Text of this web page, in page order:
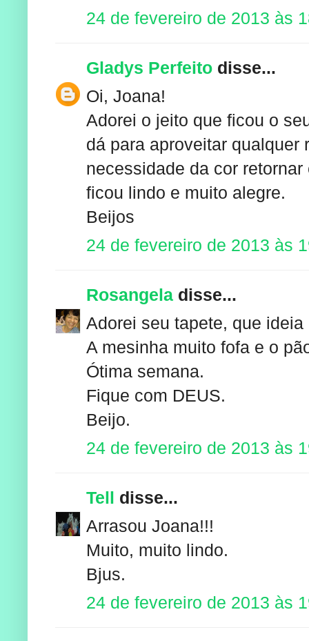
24 de fevereiro de 2013 às
Gladys Perfeito disse...
Oi, Joana!
Adorei o jeito que ficou o
dá para aproveitar qualquer
necessidade da cor
ficou lindo e muito alegre.
Beijos
24 de fevereiro de 2013 às
Rosangela disse...
Adorei seu tapete, que
A mesinha muito fofa e o
Ótima semana.
Fique com DEUS.
Beijo.
24 de fevereiro de 2013 às
Tell disse...
Arrasou Joana!!!
Muito, muito lindo.
Bjus.
24 de fevereiro de 2013 às